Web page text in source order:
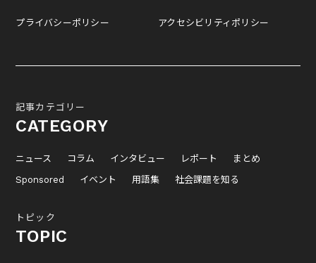
プライバシーポリシー アクセシビリティポリシー
記事カテゴリー
CATEGORY
ニュース コラム インタビュー レポート
まとめ
Sponsored
イベント 用語集 社会課題を知る
トピック
TOPIC